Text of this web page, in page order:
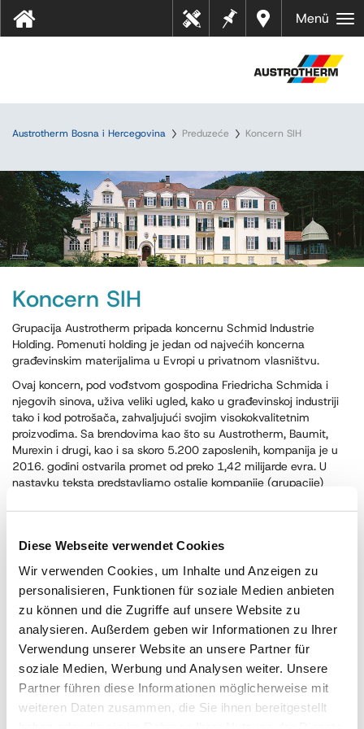
Diese Webseite verwendet Cookies
Wir verwenden Cookies, um Inhalte und Anzeigen zu
personalisieren, Funktionen für soziale Medien anbieten
zu können und die Zugriffe auf unsere Website zu
analysieren. Außerdem geben wir Informationen zu Ihrer
Verwendung unserer Website an unsere Partner für
soziale Medien, Werbung und Analysen weiter. Unsere
Partner führen diese Informationen möglicherweise mit
weiteren Daten zusammen, die Sie ihnen bereitgestellt
Dealer
s near
Bilješk
Tehn
ički
Menü
Austrotherm Bosna i Hercegovina Preduzeće Koncern SIH
Koncern SIH
Grupacija Austrotherm pripada koncernu Schmid Industrie
Holding. Pomenuti holding je jedan od najvećih koncerna
građevinskim materijalima u Evropi u privatnom vlasništvu.
Ovaj koncern, pod vođstvom gospodina Friedricha Schmida i
njegovih sinova, uživa veliki ugled, kako u građevinskoj industriji
tako i kod potrošača, zahvaljujući svojim visokokvalitetnim
proizvodima. Sa brendovima kao što su Austrotherm, Baumit,
Murexin i drugi, kao i sa skoro 5.200 zaposlenih, kompanija je u
2016. godini ostvarila promet od preko 1,42 milijarde evra. U
nastavku teksta predstavljamo ostalie kompanije (grupacije)
Murexin AG
Furtenbach GmbH
WTB – Wopfinger Transportbeton GmbH
ORTNER GmbH
Eduard Kettner GmbH